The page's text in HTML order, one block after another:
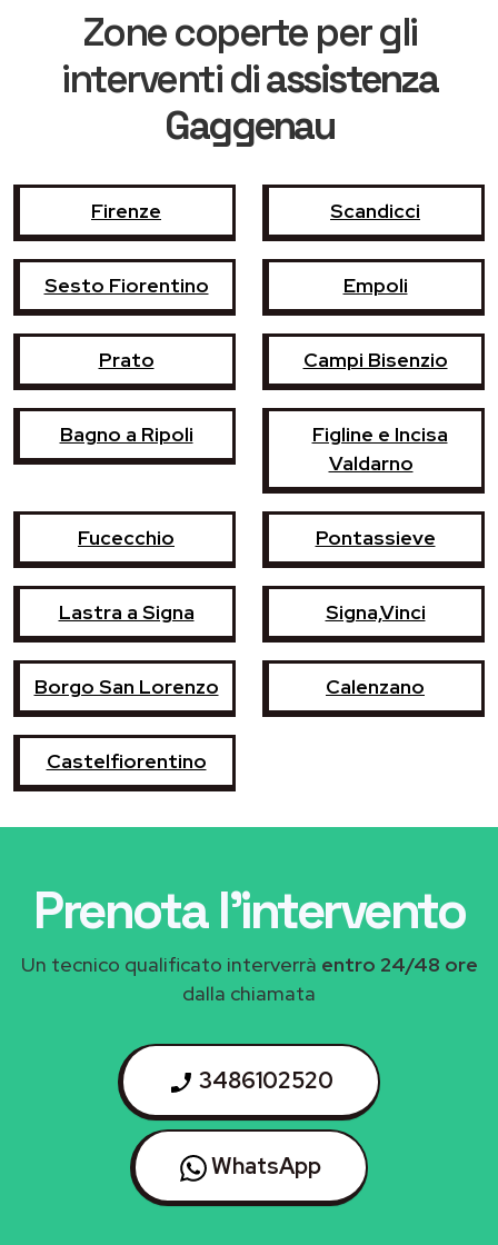
Zone coperte per gli
interventi diassistenza
Gaggenau
Firenze Scandicci
Sesto Fiorentino Empoli
Prato Campi Bisenzio
Bagno a Ripoli
Figline e Incisa
Valdarno
Fucecchio Pontassieve
Lastra a Signa Signa,Vinci
Borgo San Lorenzo Calenzano
Castelfiorentino
Prenota l'intervento
Un tecnico qualificato interverrà entro 24/48 ore
dalla chiamata
3486102520
WhatsApp